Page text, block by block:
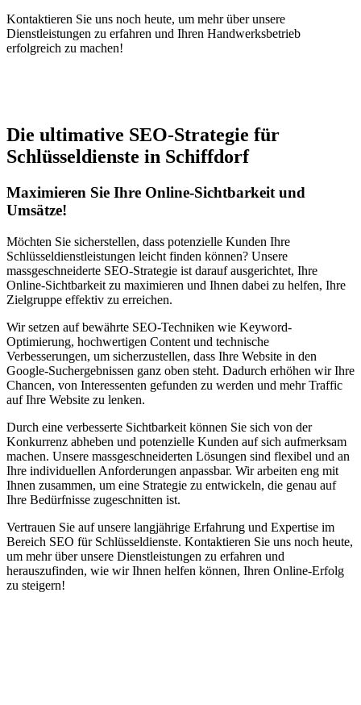
Kontaktieren Sie uns noch heute, um mehr über unsere
Dienstleistungen zu erfahren und Ihren Handwerksbetrieb
erfolgreich zu machen!
Die ultimative SEO-Strategie für
Schlüsseldienste in Schiffdorf
Maximieren Sie Ihre Online-Sichtbarkeit und
Umsätze!
Möchten Sie sicherstellen, dass potenzielle Kunden Ihre
Schlüsseldienstleistungen leicht finden können? Unsere
massgeschneiderte SEO-Strategie ist darauf ausgerichtet, Ihre
Online-Sichtbarkeit zu maximieren und Ihnen dabei zu helfen, Ihre
Zielgruppe effektiv zu erreichen.
Wir setzen auf bewährte SEO-Techniken wie Keyword-
Optimierung, hochwertigen Content und technische
Verbesserungen, um sicherzustellen, dass Ihre Website in den
Google-Suchergebnissen ganz oben steht. Dadurch erhöhen wir Ihre
Chancen, von Interessenten gefunden zu werden und mehr Traffic
auf Ihre Website zu lenken.
Durch eine verbesserte Sichtbarkeit können Sie sich von der
Konkurrenz abheben und potenzielle Kunden auf sich aufmerksam
machen. Unsere massgeschneiderten Lösungen sind flexibel und an
Ihre individuellen Anforderungen anpassbar. Wir arbeiten eng mit
Ihnen zusammen, um eine Strategie zu entwickeln, die genau auf
Ihre Bedürfnisse zugeschnitten ist.
Vertrauen Sie auf unsere langjährige Erfahrung und Expertise im
Bereich SEO für Schlüsseldienste. Kontaktieren Sie uns noch heute,
um mehr über unsere Dienstleistungen zu erfahren und
herauszufinden, wie wir Ihnen helfen können, Ihren Online-Erfolg
zu steigern!